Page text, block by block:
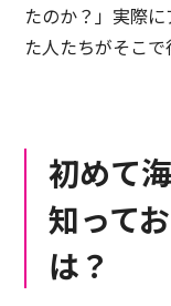
たのか？」実際
た人たちがそこで
初めて
知って
は？